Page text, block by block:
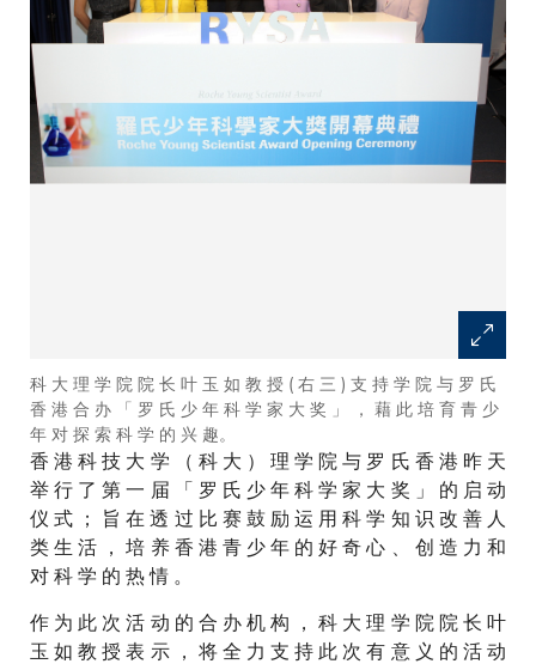
科 大 理 学 院 院 长 叶 玉 如 教 授 ( 右 三 ) 支 持 学 院 与 罗 氏
香 港 合 办 「 罗 氏 少 年 科 学 家 大 奖 」 ， 藉 此 培 育 青 少
年 对 探 索 科 学 的 兴 趣。
香 港 科 技 大 学 （ 科 大 ） 理 学 院 与 罗 氏 香 港 昨 天
举 行 了 第 一 届 「 罗 氏 少 年 科 学 家 大 奖 」 的 启 动
仪 式 ； 旨 在 透 过 比 赛 鼓 励 运 用 科 学 知 识 改 善 人
类 生 活 ， 培 养 香 港 青 少 年 的 好 奇 心 、 创 造 力 和
对 科 学 的 热 情 。
作 为 此 次 活 动 的 合 办 机 构 ， 科 大 理 学 院 院 长 叶
玉 如 教 授 表 示 ， 将 全 力 支 持 此 次 有 意 义 的 活 动